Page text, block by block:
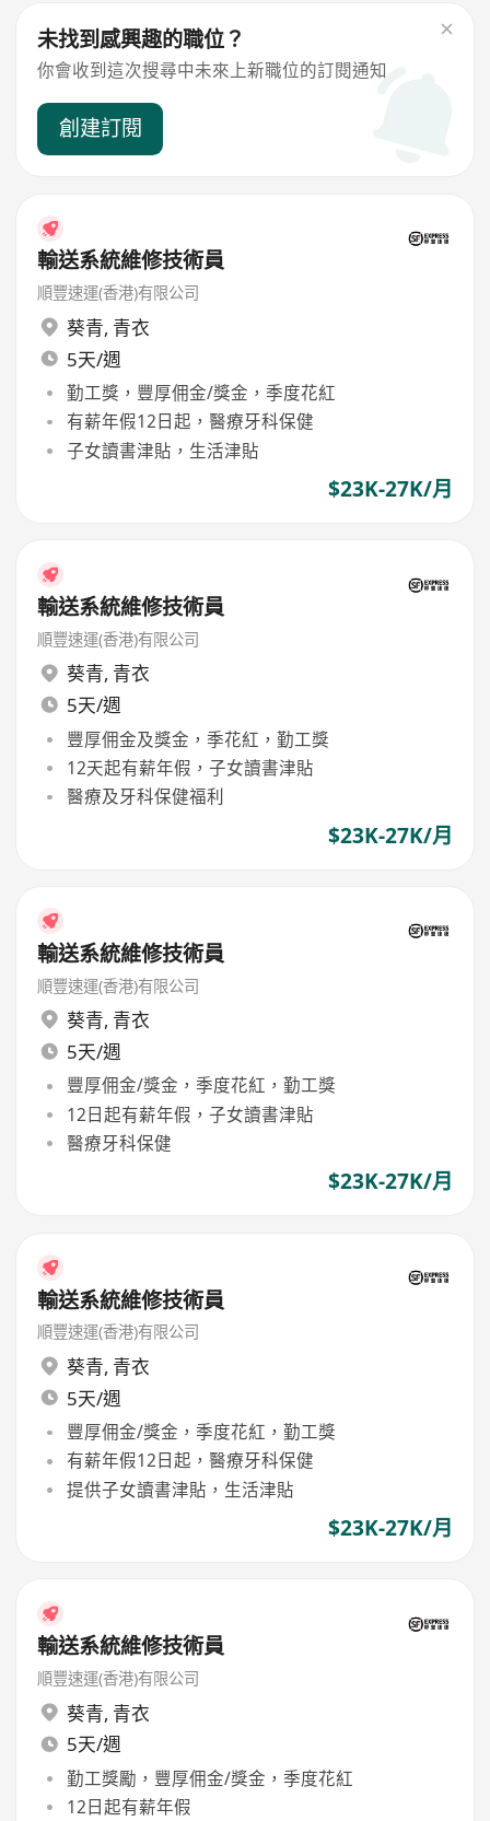
未找到感興趣的職位？
你會收到這次搜尋中未來上新職位的訂閱通知
創建訂閱
輸送系統維修技術員
順豐速運(香港)有限公司
葵青, 青衣
5天/週
勤工獎，豐厚佣金/獎金，季度花紅
有薪年假12日起，醫療牙科保健
子女讀書津貼，生活津貼
$23K-27K/月
輸送系統維修技術員
順豐速運(香港)有限公司
葵青, 青衣
5天/週
豐厚佣金及獎金，季花紅，勤工獎
12天起有薪年假，子女讀書津貼
醫療及牙科保健福利
$23K-27K/月
輸送系統維修技術員
順豐速運(香港)有限公司
葵青, 青衣
5天/週
豐厚佣金/獎金，季度花紅，勤工獎
12日起有薪年假，子女讀書津貼
醫療牙科保健
$23K-27K/月
輸送系統維修技術員
順豐速運(香港)有限公司
葵青, 青衣
5天/週
豐厚佣金/獎金，季度花紅，勤工獎
有薪年假12日起，醫療牙科保健
提供子女讀書津貼，生活津貼
$23K-27K/月
輸送系統維修技術員
順豐速運(香港)有限公司
葵青, 青衣
5天/週
勤工獎勵，豐厚佣金/獎金，季度花紅
12日起有薪年假